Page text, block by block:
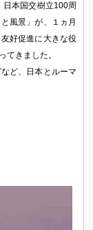
本国交樹立100周
風景」が、１ヵ月
好促進に大きな役
てきました。
ど、日本とルーマ